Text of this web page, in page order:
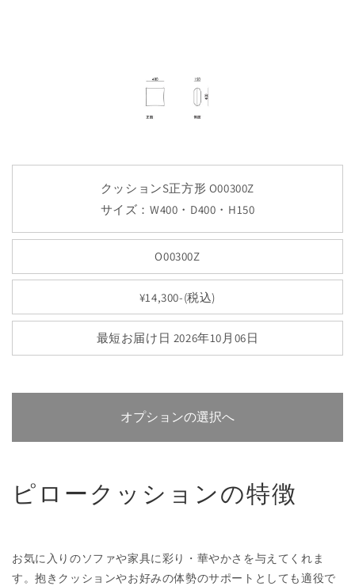
クッションS正方形 O00300Z
サイズ：W400・D400・H150
O00300Z
¥14,300-(税込)
最短お届け日 2026年10月06日
オプションの選択へ
ピロークッションの特徴
お気に入りのソファや家具に彩り・華やかさを与えてくれま
す。抱きクッションやお好みの体勢のサポートとしても適役で